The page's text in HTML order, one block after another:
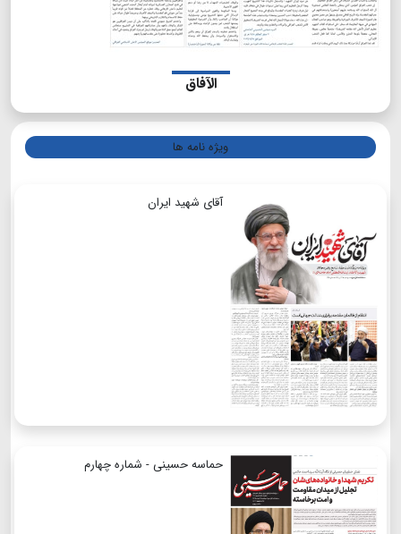
الآفاق
ویژه نامه ها
آقای شهید ایران
حماسه حسینی - شماره چهارم